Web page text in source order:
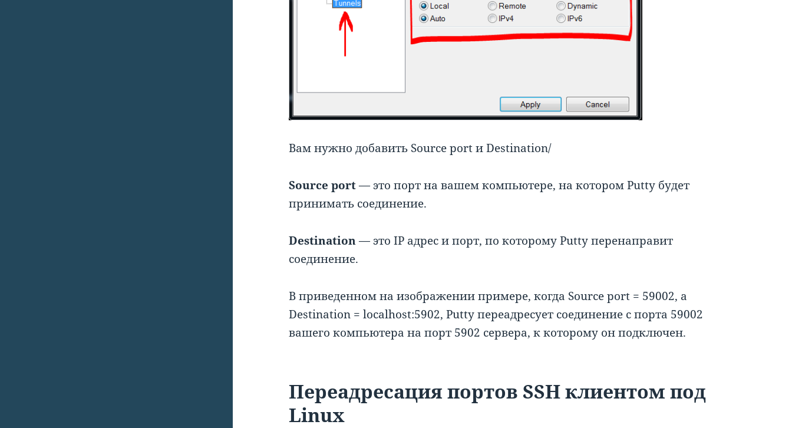
Вам нужно добавить Source port и Destination/
Source port— это порт на вашем компьютере, на котором Putty будет
принимать соединение.
Destination— это IP адрес и порт, по которому Putty перенаправит
соединение.
В приведенном на изображении примере, когда Source port = 59002, а
Destination = localhost:5902, Putty переадресует соединение с порта 59002
вашего компьютера на порт 5902 сервера, к которому он подключен.
Переадресация портов SSH клиентом под
Linux